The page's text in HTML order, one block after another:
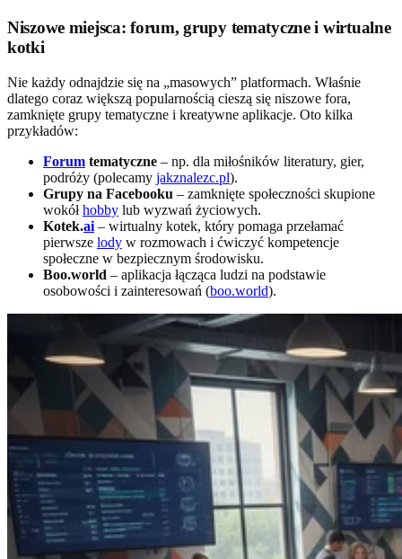
Niszowe miejsca: forum, grupy tematyczne i wirtualne
kotki
Nie każdy odnajdzie się na „masowych” platformach. Właśnie
dlatego coraz większą popularnością cieszą się niszowe fora,
zamknięte grupy tematyczne i kreatywne aplikacje. Oto kilka
przykładów:
Forum tematyczne – np. dla miłośników literatury, gier,
podróży (polecamy jakznalezc.pl).
Grupy na Facebooku – zamknięte społeczności skupione
wokółhobby lub wyzwań życiowych.
Kotek.ai – wirtualny kotek, który pomaga przełamać
pierwsze lody w rozmowach i ćwiczyć kompetencje
społeczne w bezpiecznym środowisku.
Boo.world – aplikacja łącząca ludzi na podstawie
osobowości i zainteresowań (boo.world).